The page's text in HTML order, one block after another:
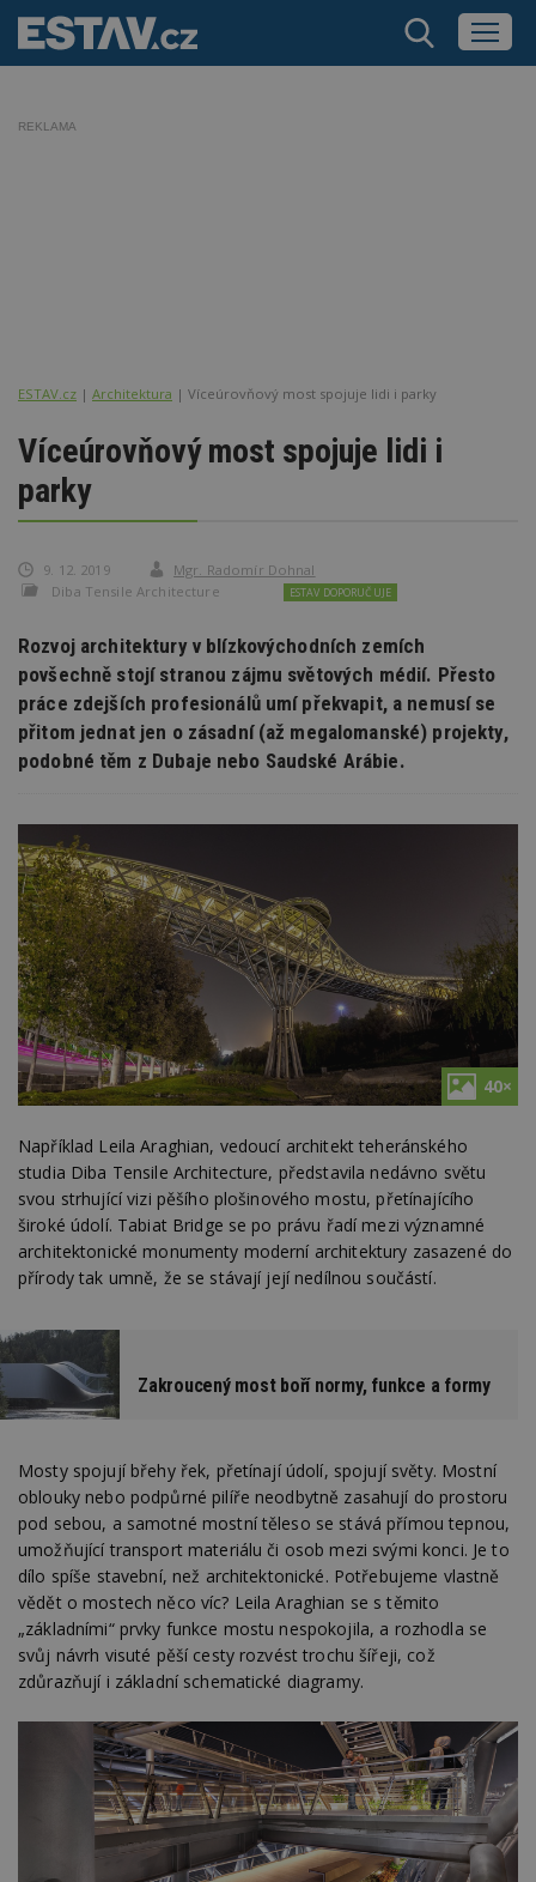
REKLAMA
ESTAV.cz Architektura Víceúrovňový most spojuje lidi i parky
Víceúrovňový most spojuje lidi i
parky
9. 12. 2019
Mgr. Radomír Dohnal
Diba Tensile Architecture
ESTAV DOPORUČUJE
Rozvoj architektury v blízkovýchodních zemích
povšechně stojí stranou zájmu světových médií. Přesto
práce zdejších profesionálů umí překvapit, a nemusí se
přitom jednat jen o zásadní (až megalomanské) projekty,
podobné těm z Dubaje nebo Saudské Arábie.
40×
Například Leila Araghian, vedoucí architekt teheránského
studia Diba Tensile Architecture, představila nedávno světu
svou strhující vizi pěšího plošinového mostu, přetínajícího
široké údolí. Tabiat Bridge se po právu řadí mezi významné
architektonické monumenty moderní architektury zasazené do
přírody tak umně, že se stávají její nedílnou součástí.
Zakroucený most boří normy, funkce a formy
Mosty spojují břehy řek, přetínají údolí, spojují světy. Mostní
oblouky nebo podpůrné pilíře neodbytně zasahují do prostoru
pod sebou, a samotné mostní těleso se stává přímou tepnou,
umožňující transport materiálu či osob mezi svými konci. Je to
dílo spíše stavební, než architektonické. Potřebujeme vlastně
vědět o mostech něco víc? Leila Araghian se s těmito
„základními“ prvky funkce mostu nespokojila, a rozhodla se
svůj návrh visuté pěší cesty rozvést trochu šířeji, což
zdůrazňují i základní schematické diagramy.